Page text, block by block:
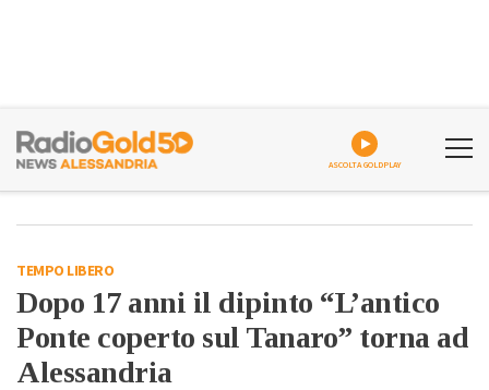
ASCOLTA GOLDPLAY
TEMPO LIBERO
Dopo 17 anni il dipinto “L’antico
Ponte coperto sul Tanaro” torna ad
Alessandria